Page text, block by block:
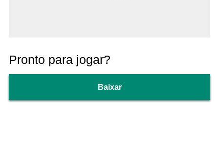
Pronto para jogar?
Baixar